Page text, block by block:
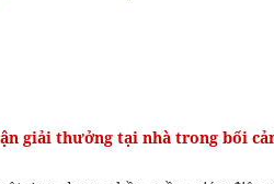
giải thưởng tại nhà trong bối